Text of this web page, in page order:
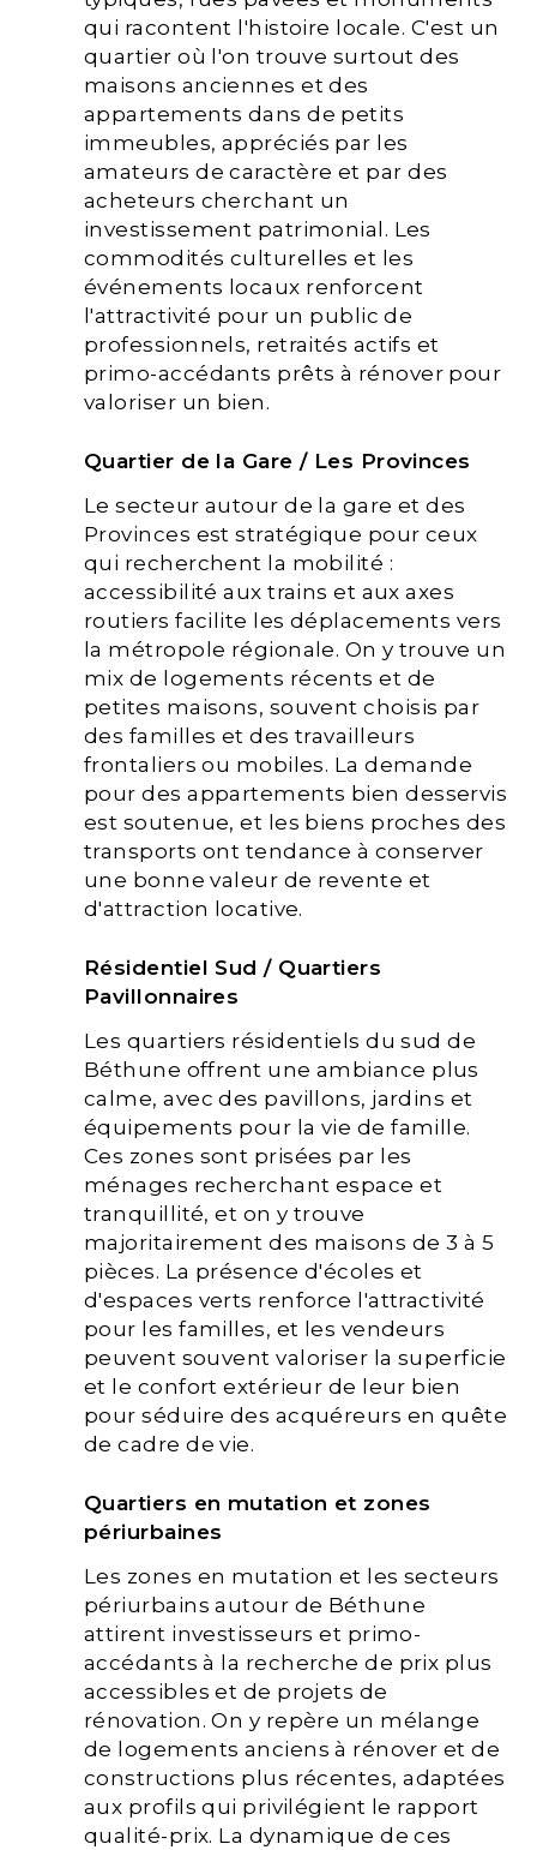
qui racontent l'histoire locale. C'est un
quartier où l'on trouve surtout des
maisons anciennes et des
appartements dans de petits
immeubles, appréciés par les
amateurs de caractère et par des
acheteurs cherchant un
investissement patrimonial. Les
commodités culturelles et les
événements locaux renforcent
l'attractivité pour un public de
professionnels, retraités actifs et
primo-accédants prêts à rénover pour
valoriser un bien.
Quartier de la Gare / Les Provinces
Le secteur autour de la gare et des
Provinces est stratégique pour ceux
qui recherchent la mobilité :
accessibilité aux trains et aux axes
routiers facilite les déplacements vers
la métropole régionale. On y trouve un
mix de logements récents et de
petites maisons, souvent choisis par
des familles et des travailleurs
frontaliers ou mobiles. La demande
pour des appartements bien desservis
est soutenue, et les biens proches des
transports ont tendance à conserver
une bonne valeur de revente et
d'attraction locative.
Résidentiel Sud / Quartiers
Pavillonnaires
Les quartiers résidentiels du sud de
Béthune offrent une ambiance plus
calme, avec des pavillons, jardins et
équipements pour la vie de famille.
Ces zones sont prisées par les
ménages recherchant espace et
tranquillité, et on y trouve
majoritairement des maisons de 3 à 5
pièces. La présence d'écoles et
d'espaces verts renforce l'attractivité
pour les familles, et les vendeurs
peuvent souvent valoriser la superficie
et le confort extérieur de leur bien
pour séduire des acquéreurs en quête
de cadre de vie.
Quartiers en mutation et zones
périurbaines
Les zones en mutation et les secteurs
périurbains autour de Béthune
attirent investisseurs et primo-
accédants à la recherche de prix plus
accessibles et de projets de
rénovation. On y repère un mélange
de logements anciens à rénover et de
constructions plus récentes, adaptées
aux profils qui privilégient le rapport
qualité-prix. La dynamique de ces